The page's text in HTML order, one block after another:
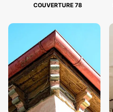
COUVERTURE 78